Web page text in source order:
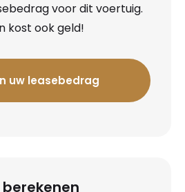
voor dit voertuig.
kost ook geld!
uw leasebedrag